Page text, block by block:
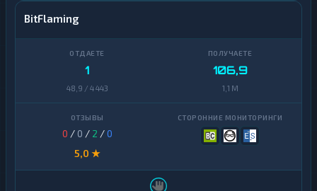
BitFlaming
1
48,9 / 4 443
106,9
1,1 M
0 / 0 / 2 /0
5,0 ★